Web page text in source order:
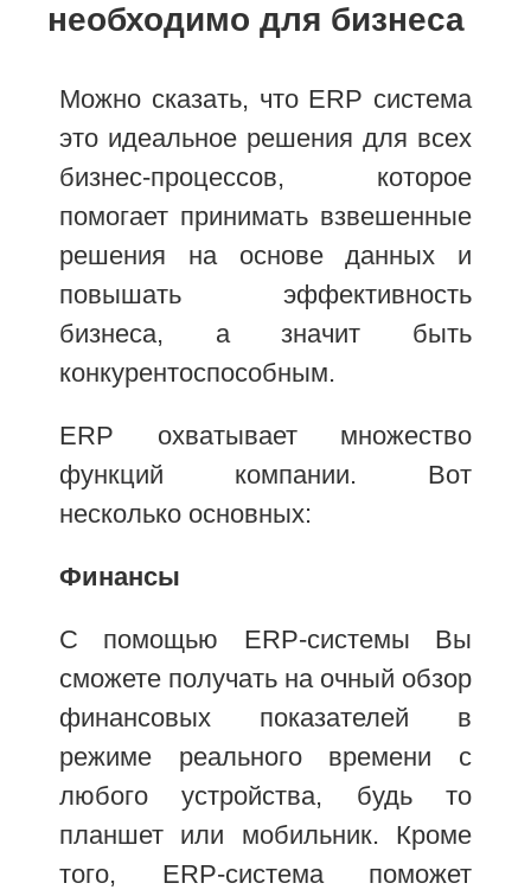
необходимо для бизнеса
Можно сказать, что ERP система
это идеальное решения для всех
бизнес-процессов, которое
помогает принимать взвешенные
решения на основе данных и
повышать эффективность
бизнеса, а значит быть
конкурентоспособным.
ERP охватывает множество
функций компании. Вот
несколько основных:
Финансы
С помощью ERP-системы Вы
сможете получать на очный обзор
финансовых показателей в
режиме реального времени с
любого устройства, будь то
планшет или мобильник. Кроме
того, ERP-система поможет